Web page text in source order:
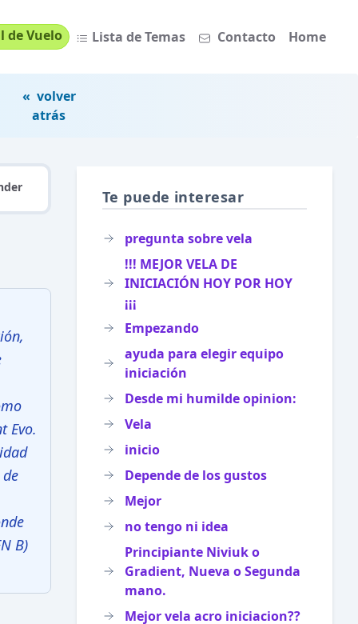
de Vuelo Lista de Temas Contacto Home
« volver
atrás
Evo.
B)
Te puede interesar
pregunta sobre vela
!!! MEJOR VELA DE
INICIACIÓN HOY POR HOY
¡¡¡
Empezando
ayuda para elegir equipo
iniciación
Desde mi humilde opinion:
Vela
inicio
Depende de los gustos
Mejor
no tengo ni idea
Principiante Niviuk o
Gradient, Nueva o Segunda
mano.
Mejor vela acro iniciacion??